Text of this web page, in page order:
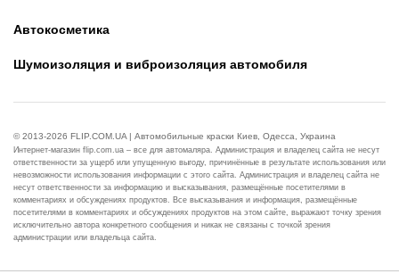
Автокосметика
Шумоизоляция и виброизоляция автомобиля
© 2013-2026 FLIP.COM.UA | Автомобильные краски Киев, Одесса, Украина
Интернет-магазин flip.com.ua – все для автомаляра. Администрация и владелец сайта не несут
ответственности за ущерб или упущенную выгоду, причинённые в результате использования или
невозможности использования информации с этого сайта. Администрация и владелец сайта не
несут ответственности за информацию и высказывания, размещённые посетителями в
комментариях и обсуждениях продуктов. Все высказывания и информация, размещённые
посетителями в комментариях и обсуждениях продуктов на этом сайте, выражают точку зрения
исключительно автора конкретного сообщения и никак не связаны с точкой зрения
администрации или владельца сайта.